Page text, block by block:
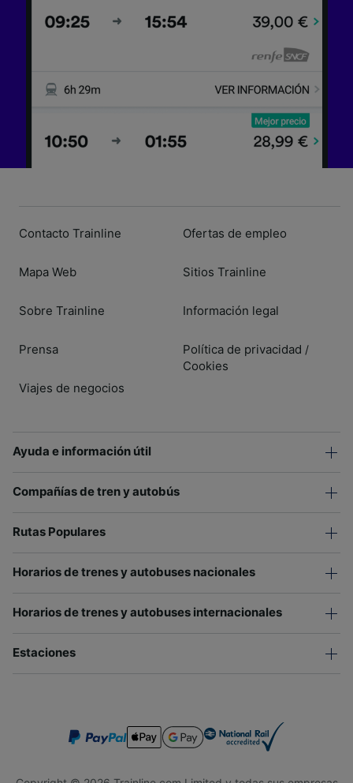
Contacto Trainline
Mapa Web
Sobre Trainline
Prensa
Viajes de negocios
Ofertas de empleo
Sitios Trainline
Información legal
Política de privacidad /
Cookies
Ayuda e información útil
Compañías de tren y autobús
Rutas Populares
Horarios de trenes y autobuses nacionales
Horarios de trenes y autobuses internacionales
Estaciones